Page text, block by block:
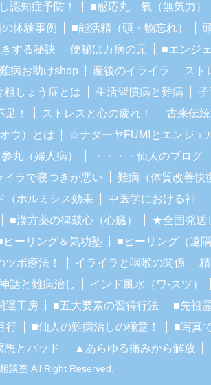
認知症予防！
■感応丸 氣（無気力）
体験事例 ■能活精（頭・物忘れ）
する秘訣 便秘は万病の元
■エンジ
病お助けshop 産後のイライラ
スト
粗しょう症とは 生活習慣病と難病
子
！ ストレスと心の疲れ！
古来伝統
ウ）とは
☆ナターヤFUMIとエンジェ
丸（婦人病） ・・・・仙人のブログ
イラで寝つきが悪い 難病（体質改善快
（ホルミシス効果
中医学における神
■漢方薬の律鼓心（心臓）
★全国発送
ヒーリング＆気功塾
■ヒーリング（遠
ツボ療法！ イライラと咽喉の関係
話と難病治し インド風水（ワ-スツ）
運工房 ■五大要素の習得行法
■先祖
行 ■仙人の難病治しの極意！
■写真
想とパッド ▲あらゆる痛みから解放
談室 All Right Reserved.